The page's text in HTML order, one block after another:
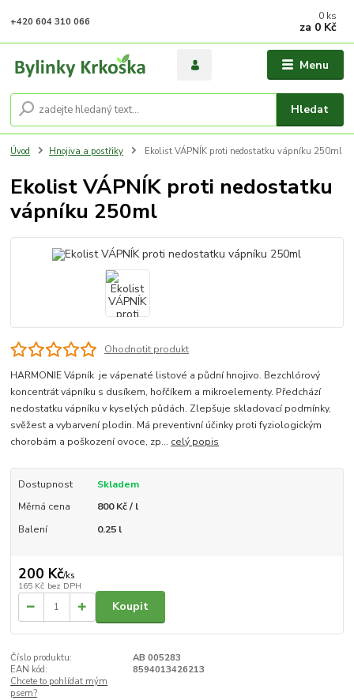
Menu
Hledat
+420 604 310 066 0 ks
za 0 Kč
Úvod Hnojiva a postřiky Ekolist VÁPNÍK proti nedostatku vápníku 250ml
Ekolist VÁPNÍK proti nedostatku
vápníku 250ml
Ohodnotit produkt
HARMONIE Vápník je vápenaté listové a půdní hnojivo. Bezchlórový
koncentrát vápníku s dusíkem, hořčíkem a mikroelementy. Předchází
nedostatku vápníku v kyselých půdách. Zlepšuje skladovací podmínky,
svěžest a vybarvení plodin. Má preventivní účinky proti fyziologickým
chorobám a poškození ovoce, zp... celý popis
Dostupnost
Skladem
Měrná cena
800 Kč / l
Balení
0.25 l
200 Kč/ks
165 Kč bez DPH
Koupit
Číslo produktu:
AB 005283
EAN kód:
8594013426213
Chcete to pohlídat mým
psem?